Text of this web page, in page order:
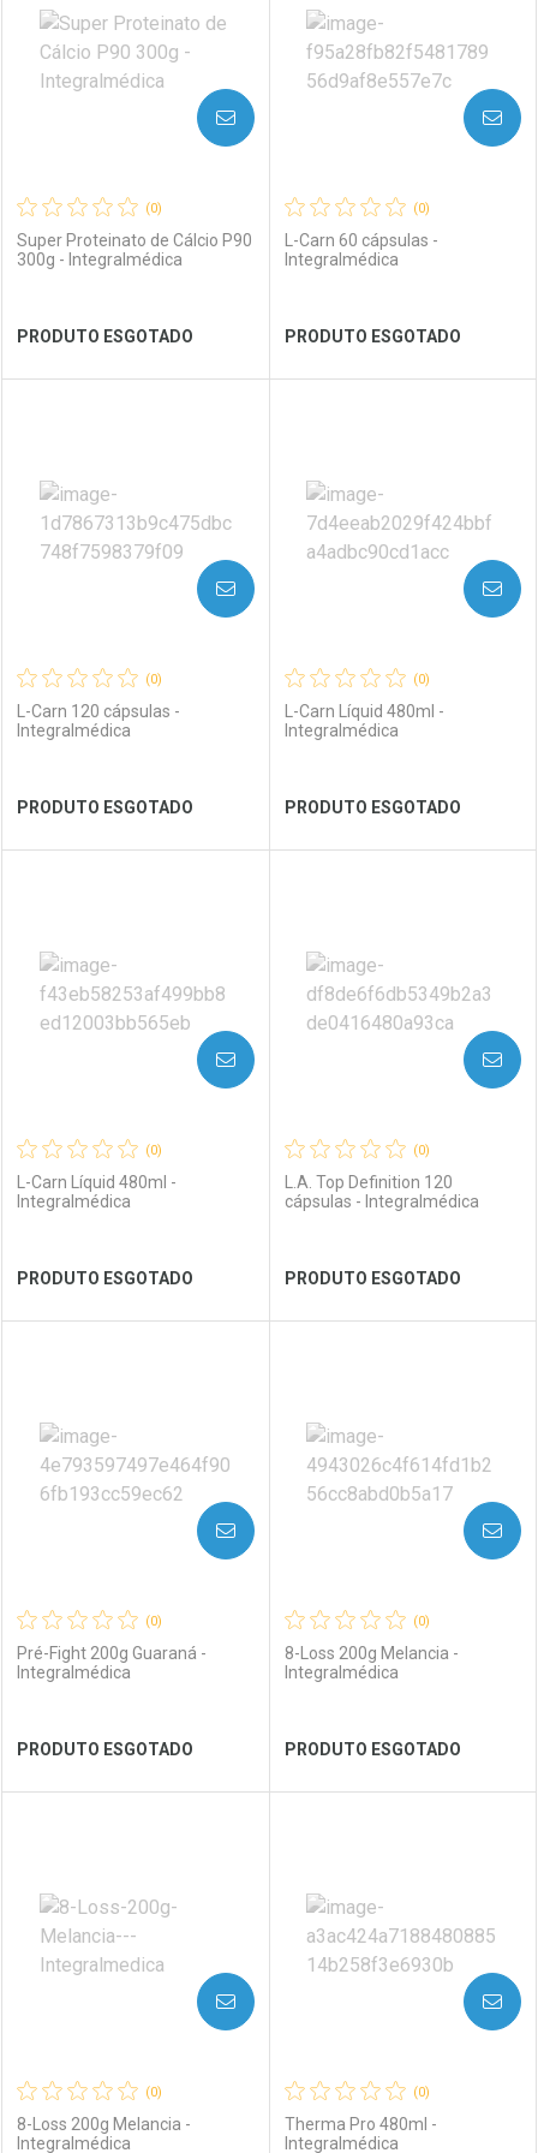
Laboratório
Ver Desconto Convênio
Por Menos Laboratório
Ver Desconto Convênio
Por Menos
(0)
Super Proteinato de Cálcio P90
300g - Integralmédica
PRODUTO ESGOTADO
AVISE-ME
Laboratório
Ver Desconto Convênio
Por Menos
(0)
L-Carn 60 cápsulas -
Integralmédica
PRODUTO ESGOTADO
AVISE-ME
Laboratório
Ver Desconto Convênio
Por Menos
(0)
L-Carn 120 cápsulas -
Integralmédica
PRODUTO ESGOTADO
AVISE-ME
Laboratório
Ver Desconto Convênio
Por Menos
(0)
L-Carn Líquid 480ml -
Integralmédica
PRODUTO ESGOTADO
AVISE-ME
Laboratório
Ver Desconto Convênio
Por Menos
(0)
L-Carn Líquid 480ml -
Integralmédica
PRODUTO ESGOTADO
AVISE-ME
Laboratório
Ver Desconto Convênio
Por Menos
(0)
L.A. Top Definition 120
cápsulas - Integralmédica
PRODUTO ESGOTADO
AVISE-ME
Laboratório
Ver Desconto Convênio
Por Menos
(0)
Pré-Fight 200g Guaraná -
Integralmédica
PRODUTO ESGOTADO
AVISE-ME
Laboratório
Por Menos
(0)
8-Loss 200g Melancia -
Integralmédica
PRODUTO ESGOTADO
AVISE-ME
Laboratório
Por Menos
(0)
8-Loss 200g Melancia -
Integralmédica
AVISE-ME
(0)
Therma Pro 480ml -
Integralmédica
AVISE-ME